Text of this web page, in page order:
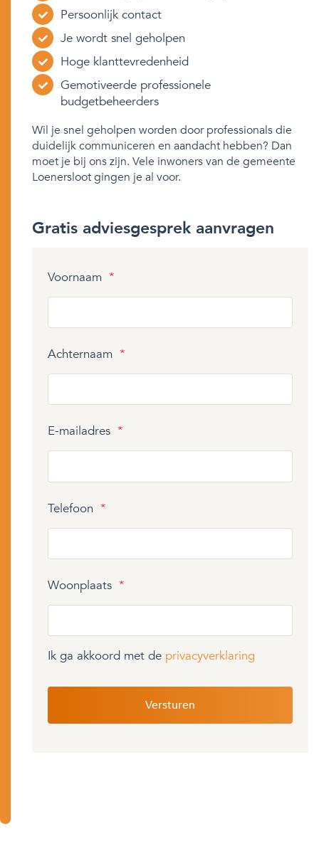
Persoonlijk contact
Je wordt snel geholpen
Hoge klanttevredenheid
Gemotiveerde professionele
budgetbeheerders
Wil je snel geholpen worden door professionals die
duidelijk communiceren en aandacht hebben? Dan
moet je bij ons zijn. Vele inwoners van de gemeente
Loenersloot gingen je al voor.
Gratis adviesgesprek aanvragen
Voornaam *
Achternaam *
E-mailadres *
Telefoon *
Woonplaats *
Ik ga akkoord met de privacyverklaring